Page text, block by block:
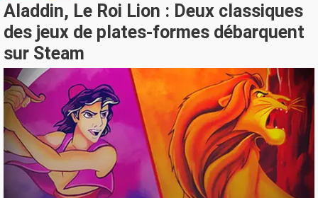
Aladdin, Le Roi Lion : Deux classiques
des jeux de plates-formes débarquent
sur Steam